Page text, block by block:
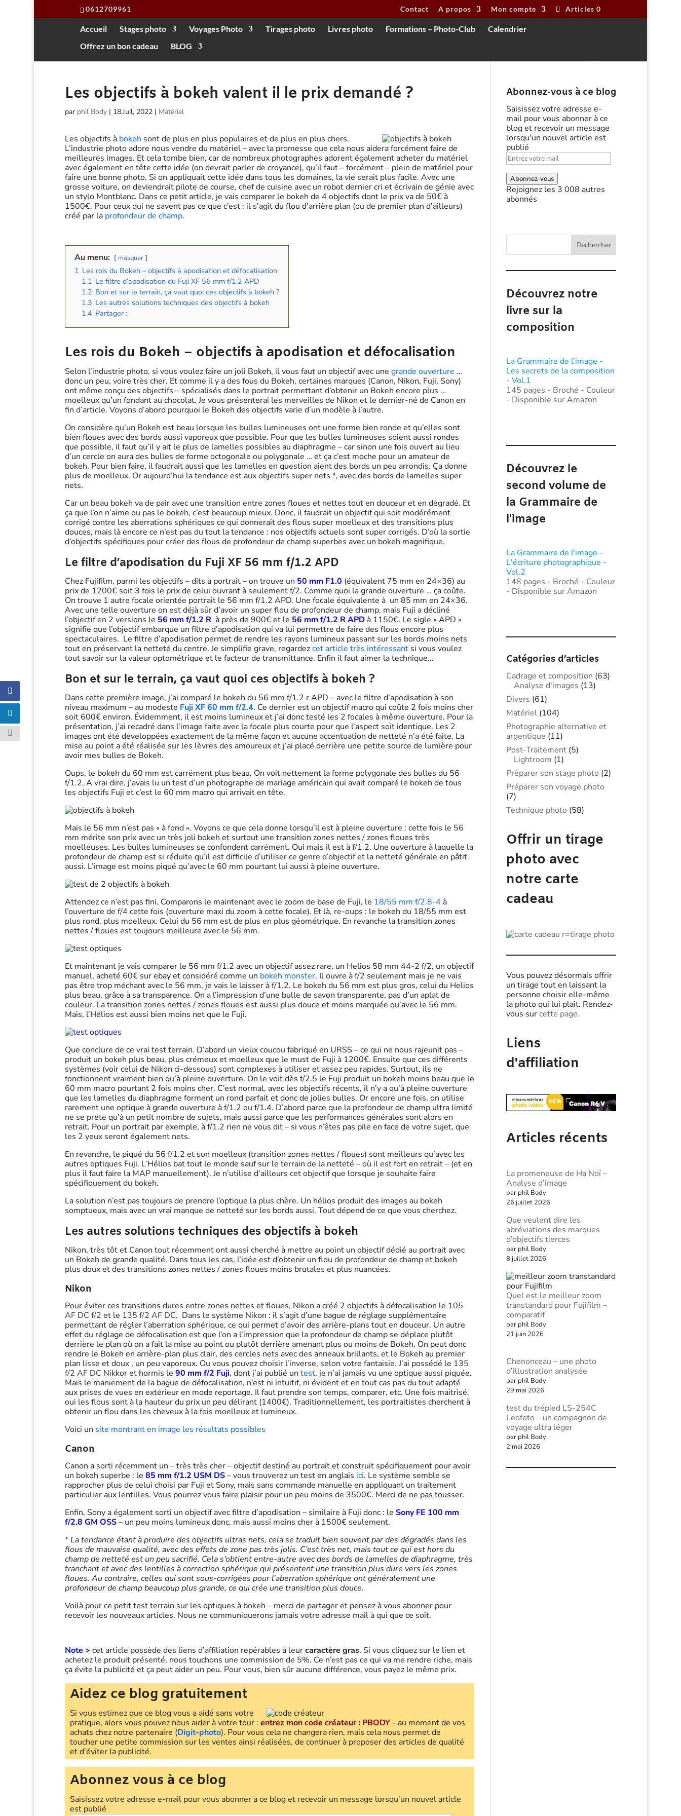
0612709961 Contact A propos Mon compte Articles 0
Accueil Stages photo Voyages Photo Tirages photo Livres photo Formations – Photo-Club
Calendrier
Offrez un bon cadeau
BLOG
Les objectifs à bokeh valent il le prix demandé ?
par phil Body| 18,Juil, 2022| Matériel
Les objectifs à bokeh sont de plus en plus populaires et de plus en plus chers.
L’industrie photo adore nous vendre du matériel – avec la promesse que cela nous aidera forcément faire de
meilleures images. Et cela tombe bien, car de nombreux photographes adorent également acheter du matériel
avec également en tête cette idée (on devrait parler de croyance), qu’il faut – forcément – plein de matériel pour
faire une bonne photo. Si on appliquait cette idée dans tous les domaines, la vie serait plus facile. Avec une
grosse voiture, on deviendrait pilote de course, chef de cuisine avec un robot dernier cri et écrivain de génie avec
un stylo Montblanc. Dans ce petit article, je vais comparer le bokeh de 4 objectifs dont le prix va de 50€ à
1500€. Pour ceux qui ne savent pas ce que c’est : il s’agit du flou d’arrière plan (ou de premier plan d’ailleurs)
créé par la profondeur de champ.
Au menu: masquer
1 Les rois du Bokeh – objectifs à apodisation et défocalisation
1.1 Le filtre d’apodisation du Fuji XF 56 mm f/1.2 APD
1.2 Bon et sur le terrain, ça vaut quoi ces objectifs à bokeh ?
1.3 Les autres solutions techniques des objectifs à bokeh
1.4 Partager :
Les rois du Bokeh – objectifs à apodisation et défocalisation
Selon l’industrie photo, si vous voulez faire un joli Bokeh, il vous faut un objectif avec une grande ouverture …
donc un peu, voire très cher. Et comme il y a des fous du Bokeh, certaines marques (Canon, Nikon, Fuji, Sony)
ont même conçu des objectifs – spécialisés dans le portrait permettant d’obtenir un Bokeh encore plus …
moelleux qu’un fondant au chocolat. Je vous présenterai les merveilles de Nikon et le dernier-né de Canon en
fin d’article. Voyons d’abord pourquoi le Bokeh des objectifs varie d’un modèle à l’autre.
On considère qu’un Bokeh est beau lorsque les bulles lumineuses ont une forme bien ronde et qu’elles sont
bien floues avec des bords aussi vaporeux que possible. Pour que les bulles lumineuses soient aussi rondes
que possible, il faut qu’il y ait le plus de lamelles possibles au diaphragme – car sinon une fois ouvert au lieu
d’un cercle on aura des bulles de forme octogonale ou polygonale … et ça c’est moche pour un amateur de
bokeh. Pour bien faire, il faudrait aussi que les lamelles en question aient des bords un peu arrondis. Ça donne
plus de moelleux. Or aujourd’hui la tendance est aux objectifs super nets *, avec des bords de lamelles super
nets.
Car un beau bokeh va de pair avec une transition entre zones floues et nettes tout en douceur et en dégradé. Et
ça que l’on n’aime ou pas le bokeh, c’est beaucoup mieux. Donc, il faudrait un objectif qui soit modérément
corrigé contre les aberrations sphériques ce qui donnerait des flous super moelleux et des transitions plus
douces, mais là encore ce n’est pas du tout la tendance : nos objectifs actuels sont super corrigés. D’où la sortie
d’objectifs spécifiques pour créer des flous de profondeur de champ superbes avec un bokeh magnifique.
Le filtre d’apodisation du Fuji XF 56 mm f/1.2 APD
Chez Fujifilm, parmi les objectifs – dits à portrait – on trouve un 50 mm F1.0 (équivalent 75 mm en 24×36) au
prix de 1200€ soit 3 fois le prix de celui ouvrant à seulement f/2. Comme quoi la grande ouverture … ça coûte.
On trouve 1 autre focale orientée portrait le 56 mm f/1.2 APD. Une focale équivalente à un 85 mm en 24×36.
Avec une telle ouverture on est déjà sûr d’avoir un super flou de profondeur de champ, mais Fuji a décliné
l’objectif en 2 versions le 56 mm f/1.2 Rà près de 900€ et le 56 mm f/1.2 R APDà 1150€. Le sigle « APD »
signifie que l’objectif embarque un filtre d’apodisation qui va lui permettre de faire des flous encore plus
spectaculaires. Le filtre d’apodisation permet de rendre les rayons lumineux passant sur les bords moins nets
tout en préservant la netteté du centre. Je simplifie grave, regardezcet article très intéressantsi vous voulez
tout savoir sur la valeur optométrique et le facteur de transmittance. Enfin il faut aimer la technique…
Bon et sur le terrain, ça vaut quoi ces objectifs à bokeh ?
Dans cette première image, j’ai comparé le bokeh du 56 mm f/1.2 r APD – avec le filtre d’apodisation à son
niveau maximum – au modeste Fuji XF 60 mm f/2.4. Ce dernier est un objectif macro qui coûte 2 fois moins cher
soit 600€ environ. Évidemment, il est moins lumineux et j’ai donc testé les 2 focales à même ouverture. Pour la
présentation, j’ai recadré dans l’image faite avec la focale plus courte pour que l’aspect soit identique. Les 2
images ont été développées exactement de la même façon et aucune accentuation de netteté n’a été faite. La
mise au point a été réalisée sur les lèvres des amoureux et j’ai placé derrière une petite source de lumière pour
avoir mes bulles de Bokeh.
Oups, le bokeh du 60 mm est carrément plus beau. On voit nettement la forme polygonale des bulles du 56
f/1.2. A vrai dire, j’avais lu un test d’un photographe de mariage américain qui avait comparé le bokeh de tous
les objectifs Fuji et c’est le 60 mm macro qui arrivait en tête.
Mais le 56 mm n’est pas « à fond ». Voyons ce que cela donne lorsqu’il est à pleine ouverture : cette fois le 56
mm mérite son prix avec un très joli bokeh et surtout une transition zones nettes / zones floues très
moelleuses. Les bulles lumineuses se confondent carrément. Oui mais il est à f/1.2. Une ouverture à laquelle la
profondeur de champ est si réduite qu’il est difficile d’utiliser ce genre d’objectif et la netteté générale en pâtit
aussi. L’image est moins piqué qu’avec le 60 mm pourtant lui aussi à pleine ouverture.
Attendez ce n’est pas fini. Comparons le maintenant avec le zoom de base de Fuji, le 18/55 mm f/2.8-4 à
l’ouverture de f/4 cette fois (ouverture maxi du zoom à cette focale). Et là, re-oups : le bokeh du 18/55 mm est
plus rond, plus moelleux. Celui du 56 mm est de plus en plus géométrique. En revanche la transition zones
nettes / floues est toujours meilleure avec le 56 mm.
Et maintenant je vais comparer le 56 mm f/1.2 avec un objectif assez rare, un Helios 58 mm 44-2 f/2, un objectif
manuel, acheté 60€ sur ebay et considéré comme un bokeh monster. Il ouvre à f/2 seulement mais je ne vais
pas être trop méchant avec le 56 mm, je vais le laisser à f/1.2. Le bokeh du 56 mm est plus gros, celui du Helios
plus beau, grâce à sa transparence. On a l’impression d’une bulle de savon transparente, pas d’un aplat de
couleur. La transition zones nettes / zones floues est aussi plus douce et moins marquée qu’avec le 56 mm.
Mais, l’Hélios est aussi bien moins net que le Fuji.
Que conclure de ce vrai test terrain. D’abord un vieux coucou fabriqué en URSS – ce qui ne nous rajeunit pas –
produit un bokeh plus beau, plus crémeux et moelleux que le must de Fuji à 1200€. Ensuite que ces différents
systèmes (voir celui de Nikon ci-dessous) sont complexes à utiliser et assez peu rapides. Surtout, ils ne
fonctionnent vraiment bien qu’à pleine ouverture. On le voit dès f/2.5 le Fuji produit un bokeh moins beau que le
60 mm macro pourtant 2 fois moins cher. C’est normal, avec les objectifs récents, il n’y a qu’à pleine ouverture
que les lamelles du diaphragme forment un rond parfait et donc de jolies bulles. Or encore une fois, on utilise
rarement une optique à grande ouverture à f/1.2 ou f/1.4. D’abord parce que la profondeur de champ ultra limité
ne se prête qu’à un petit nombre de sujets, mais aussi parce que les performances générales sont alors en
retrait. Pour un portrait par exemple, à f/1.2 rien ne vous dit – si vous n’êtes pas pile en face de votre sujet, que
les 2 yeux seront également nets.
En revanche, le piqué du 56 f/1.2 et son moelleux (transition zones nettes / floues) sont meilleurs qu’avec les
autres optiques Fuji. L’Hélios bat tout le monde sauf sur le terrain de la netteté – où il est fort en retrait – (et en
plus il faut faire la MAP manuellement). Je n’utilise d’ailleurs cet objectif que lorsque je souhaite faire
spécifiquement du bokeh.
La solution n’est pas toujours de prendre l’optique la plus chère. Un hélios produit des images au bokeh
somptueux, mais avec un vrai manque de netteté sur les bords aussi. Tout dépend de ce que vous cherchez.
Les autres solutions techniques des objectifs à bokeh
Nikon, très tôt et Canon tout récemment ont aussi cherché à mettre au point un objectif dédié au portrait avec
un Bokeh de grande qualité. Dans tous les cas, l’idée est d’obtenir un flou de profondeur de champ et bokeh
plus doux et des transitions zones nettes / zones floues moins brutales et plus nuancées.
Nikon
Pour éviter ces transitions dures entre zones nettes et floues, Nikon a créé 2 objectifs à défocalisation le 105
AFDC f/2 et le 135 f/2 AF DC. Dans le système Nikon : il s’agit d’une bague de réglage supplémentaire
permettant de régler l’aberration sphérique, ce qui permet d’avoir des arrière-plans tout en douceur. Un autre
effet du réglage de défocalisation est que l’on a l’impression que la profondeur de champ se déplace plutôt
derrière le plan où on a fait la mise au point ou plutôt derrière amenant plus ou moins de Bokeh. On peut donc
rendre le Bokeh en arrière-plan plus clair, des cercles nets avec des anneaux brillants, et le Bokeh au premier
plan lisse et doux , un peu vaporeux. Ou vous pouvez choisir l’inverse, selon votre fantaisie. J’ai possédé le 135
f/2 AF DC Nikkor et hormis le 90 mm f/2 Fuji, dont j’ai publié un test, je n’ai jamais vu une optique aussi piquée.
Mais le maniement de la bague de défocalisation, n’est ni intuitif, ni évident et en tout cas pas du tout adapté
aux prises de vues en extérieur en mode reportage. Il faut prendre son temps, comparer, etc. Une fois maitrisé,
oui les flous sont à la hauteur du prix un peu délirant (1400€). Traditionnellement, les portraitistes cherchent à
obtenir un flou dans les cheveux à la fois moelleux et lumineux.
Voici un site montrant en image les résultats possibles
Canon
Canon a sorti récemment un – très très cher – objectif destiné au portrait et construit spécifiquement pour avoir
un bokeh superbe : le 85 mm f/1.2 USM DS– vous trouverez un test en anglais ici. Le système semble se
rapprocher plus de celui choisi par Fuji et Sony, mais sans commande manuelle en appliquant un traitement
particulier aux lentilles. Vous pourrez vous faire plaisir pour un peu moins de 3500€. Merci de ne pas tousser.
Enfin, Sony a également sorti un objectif avec filtre d’apodisation – similaire à Fuji donc : le Sony FE 100 mm
f/2.8 GM OSS– un peu moins lumineux donc, mais aussi moins cher à 1500€ seulement.
*La tendance étant à produire des objectifs ultras nets, cela se traduit bien souvent par des dégradés dans les
flous de mauvaise qualité, avec des effets de zone pas très jolis. C’est très net, mais tout ce qui est hors du
champ de netteté est un peu sacrifié. Cela s’obtient entre-autre avec des bords de lamelles de diaphragme, très
tranchant et avec des lentilles à correction sphérique qui présentent une transition plus dure vers les zones
floues. Au contraire, celles qui sont sous-corrigées pour l’aberration sphérique ont généralement une
profondeur de champ beaucoup plus grande, ce qui crée une transition plus douce.
Voilà pour ce petit test terrain sur les optiques à bokeh – merci de partager et pensez à vous abonner pour
recevoir les nouveaux articles. Nous ne communiquerons jamais votre adresse mail à qui que ce soit.
Note > cet article possède des liens d’affiliation repérables à leurcaractère gras. Si vous cliquez sur le lien et
achetez le produit présenté, nous touchons une commission de 5%. Ce n’est pas ce qui va me rendre riche, mais
ça évite la publicité et ça peut aider un peu. Pour vous, bien sûr aucune différence, vous payez le même prix.
Aidez ce blog gratuitement
Si vous estimez que ce blog vous a aidé sans votre
pratique, alors vous pouvez nous aider à votre tour : entrez mon code créateur : PBODY- au moment de vos
achats chez notre partenaire (Digit-photo). Pour vous cela ne changera rien, mais cela nous permet de
toucher une petite commission sur les ventes ainsi réalisées, de continuer à proposer des articles de qualité
et d'éviter la publicité.
Abonnez vous à ce blog
Saisissez votre adresse e-mail pour vous abonner à ce blog et recevoir un message lorsqu'un nouvel article
est publié
Abonnez-vous à ce blog
Saisissez votre adresse e-
mail pour vous abonner à ce
blog et recevoir un message
lorsqu'un nouvel article est
publié
Entrez
votre
mail
Abonnez-vous
Rejoignez les 3 008 autres
abonnés
Rechercher
Découvrez notre
livre sur la
composition
La Grammaire de l'image -
Les secrets de la composition
- Vol.1
145 pages - Broché - Couleur
- Disponible sur Amazon
Découvrez le
second volume de
la Grammaire de
l'image
La Grammaire de l'image -
L'écriture photographique -
Vol.2
148 pages - Broché - Couleur
- Disponible sur Amazon
Catégories d’articles
Cadrage et composition (63)
Analyse d'images (13)
Divers (61)
Matériel(104)
Photographie alternative et
argentique (11)
Post-Traitement(5)
Lightroom (1)
Préparer son stage photo (2)
Préparer son voyage photo
(7)
Technique photo (58)
Offrir un tirage
photo avec
notre carte
cadeau
Vous pouvez désormais offrir
un tirage tout en laissant la
personne choisir elle-même
la photo qui lui plait. Rendez-
vous surcette page.
Liens
d'affiliation
Articles récents
La promeneuse de Ha Noï –
Analyse d’image
par phil Body
26 juillet 2026
Que veulent dire les
abréviations des marques
d’objectifs tierces
par phil Body
8 juillet 2026
Quel est le meilleur zoom
transtandard pour Fujifilm –
comparatif
par phil Body
21 juin 2026
Chenonceau – une photo
d’illustration analysée
par phil Body
29 mai 2026
test du trépied LS-254C
Leofoto – un compagnon de
voyage ultra léger
par phil Body
2 mai 2026